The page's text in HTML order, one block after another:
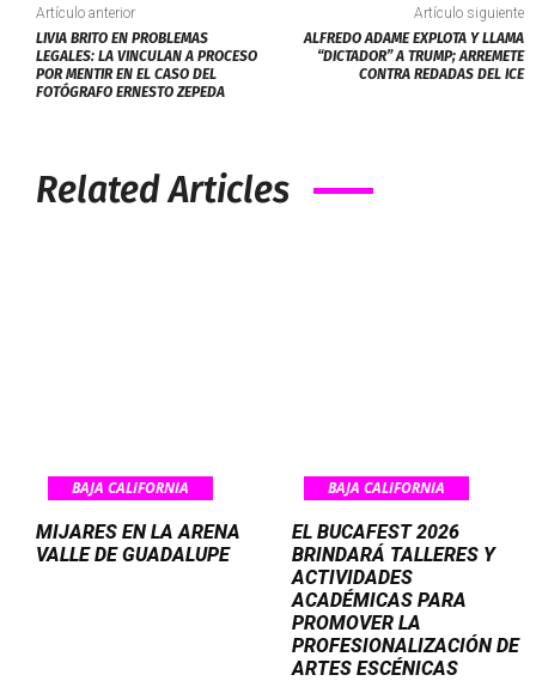
Artículo anterior
LIVIA BRITO EN PROBLEMAS
LEGALES: LA VINCULAN A PROCESO
POR MENTIR EN EL CASO DEL
FOTÓGRAFO ERNESTO ZEPEDA
Artículo siguiente
ALFREDO ADAME EXPLOTA Y LLAMA
“DICTADOR” A TRUMP; ARREMETE
CONTRA REDADAS DEL ICE
Related Articles
BAJA CALIFORNIA
MIJARES EN LA ARENA
VALLE DE GUADALUPE
BAJA CALIFORNIA
EL BUCAFEST 2026
BRINDARÁ TALLERES Y
ACTIVIDADES
ACADÉMICAS PARA
PROMOVER LA
PROFESIONALIZACIÓN DE
ARTES ESCÉNICAS